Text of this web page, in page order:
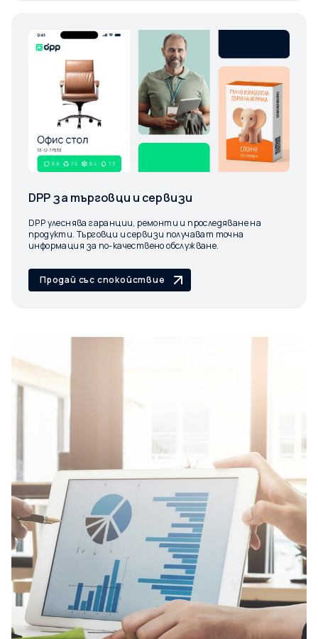
DPP за търговци и сервизи
DPP улеснява гаранции, ремонти и проследяване на
продукти. Търговци и сервизи получават точна
информация за по-качествено обслужване.
Продай със спокойствие